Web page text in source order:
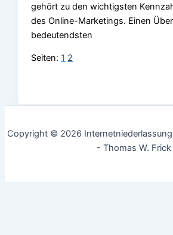
gehört zu den wichtigsten
des Online-Marketings. Einen
bedeutendsten
Seiten: 1 2
Copyright © 2026
- Thomas W. Frick